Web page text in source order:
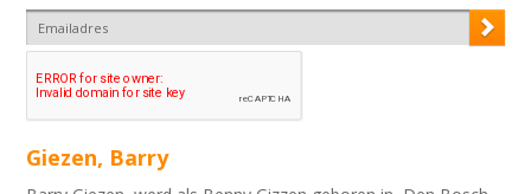
Giezen, Barry